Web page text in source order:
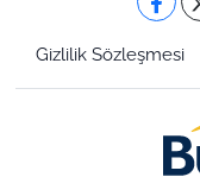
Gizlilik Sözleşmesi